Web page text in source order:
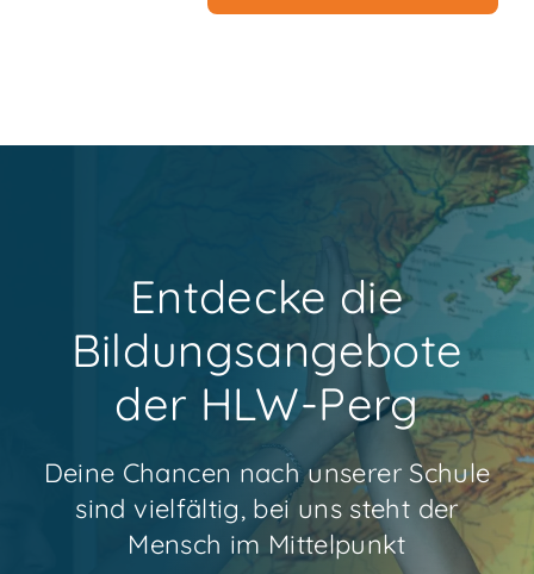
Entdecke die
Bildungsangebote
der HLW-Perg
Deine Chancen nach unserer Schule
sind vielfältig, bei uns steht der
Mensch im Mittelpunkt